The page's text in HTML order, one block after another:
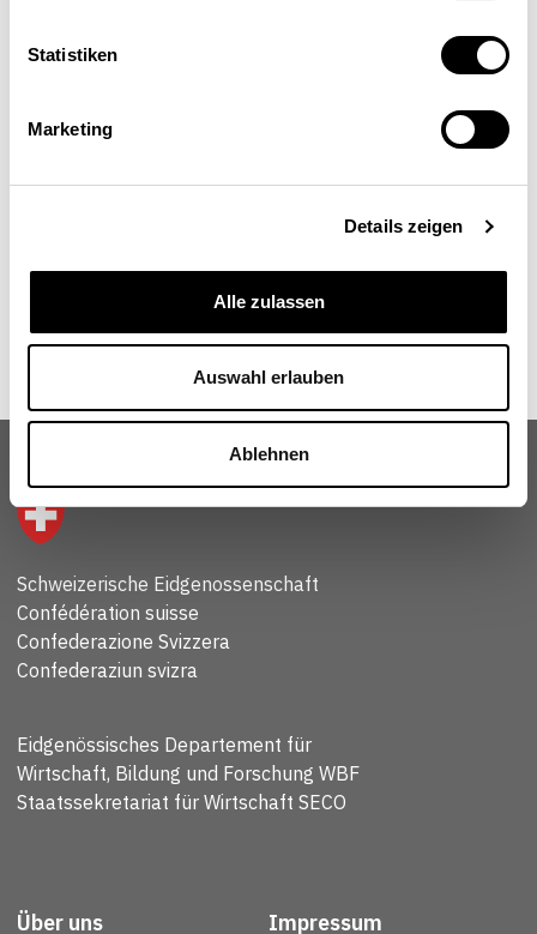
Statistiken
Marketing
Details zeigen
Alle zulassen
Auswahl erlauben
Ablehnen
Andreas Rickenbacher
Volkswirtschaftsdirektor des Kantons Bern
Schweizerische Eidgenossenschaft
Confédération suisse
Confederazione Svizzera
Confederaziun svizra
Eidgenössisches Departement für
Wirtschaft, Bildung und Forschung WBF
Staatssekretariat für Wirtschaft SECO
Über uns Impressum